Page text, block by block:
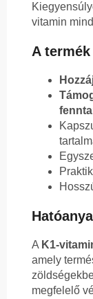
vitamin
A
A K1-
amely
megfelelő